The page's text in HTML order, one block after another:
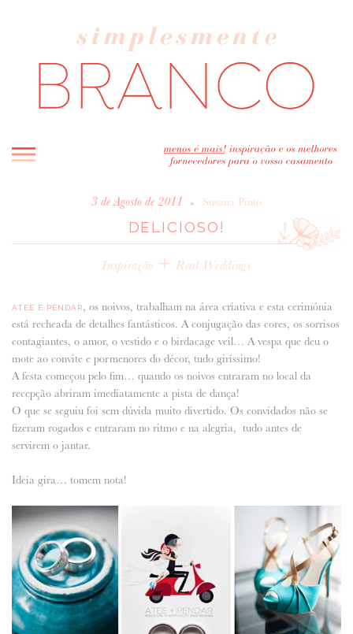
INICIO
BLOG
CASAVA-ME AQUI!
FORNECEDORES RECOMENDADOS
ANUNCIE CONNOSCO
3 de Agosto de 2011 • Susana Pinto
DELICIOSO!
Inspiração + Real Weddings
ATEE E PENDAR, os noivos, trabalham na área criativa e esta cerimónia
está recheada de detalhes fantásticos. A conjugação das cores, os sorrisos
contagiantes, o amor, o vestido e o birdacage veil… A vespa que deu o
mote ao convite e pormenores do décor, tudo giríssimo!
A festa começou pelo fim… quando os noivos entraram no local da
recepção abriram imediatamente a pista de dança!
O que se seguiu foi sem dúvida muito divertido. Os convidados não se
fizeram rogados e entraram no ritmo e na alegria, tudo antes de
servirem o jantar.
Ideia gira… tomem nota!